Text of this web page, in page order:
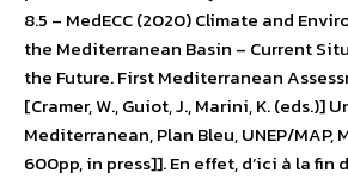
8.5 – MedECC (2020) Climate and
the Mediterranean Basin – Current
the Future. First Mediterranean
[Cramer, W., Guiot, J., Marini, K. (eds.)]
Mediterranean, Plan Bleu, UNEP/MAP,
600pp, in press]]. En effet, d’ici à la fin